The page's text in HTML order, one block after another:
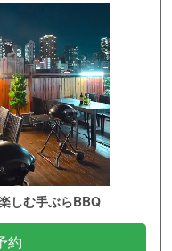
しむ手ぶらBBQ
約